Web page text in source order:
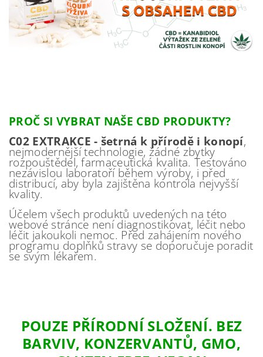
PROČ SI VYBRAT NAŠE CBD PRODUKTY?
C02 EXTRAKCE - šetrná k přírodě i konopí,
nejmodernější technologie, žádné zbytky
rozpouštědel, farmaceutická kvalita. Testováno
nezávislou laboratoří během výroby, i před
distribucí, aby byla zajištěna kontrola nejvyšší
kvality.
Účelem všech produktů uvedených na této
webové stránce není diagnostikovat, léčit nebo
léčit jakoukoli nemoc. Před zahájením nového
programu doplňků stravy se doporučuje poradit
se svým lékařem.
POUZE PŘÍRODNÍ SLOŽENÍ. BEZ
BARVIV, KONZERVANTŮ, GMO,